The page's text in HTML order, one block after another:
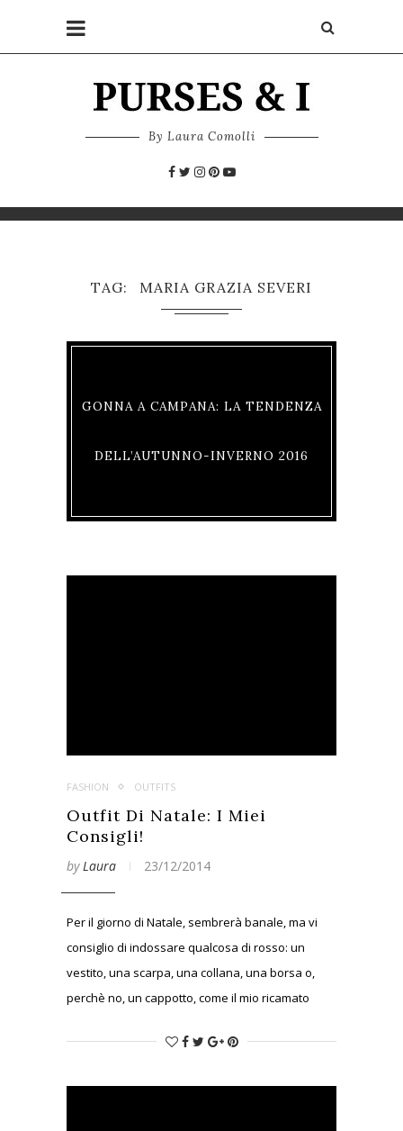
By Laura Comolli
TAG MARIA GRAZIA SEVERI
GONNA A CAMPANA: LA TENDENZA
DELL’AUTUNNO-INVERNO 2016
FASHION OUTFITS
Outfit Di Natale: I Miei
Consigli!
byLaura 23/12/2014
Per il giorno di Natale, sembrerà banale, ma vi
consiglio di indossare qualcosa di rosso: un
vestito, una scarpa, una collana, una borsa o,
perchè no, un cappotto, come il mio ricamato
un colore allegro, eccentrico, elegante, un colore